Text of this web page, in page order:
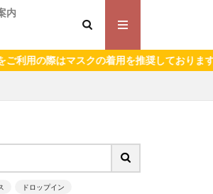
内
マスクの着用を推奨しております。
ドロップイン